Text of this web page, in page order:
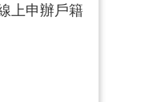
上申辦戶籍